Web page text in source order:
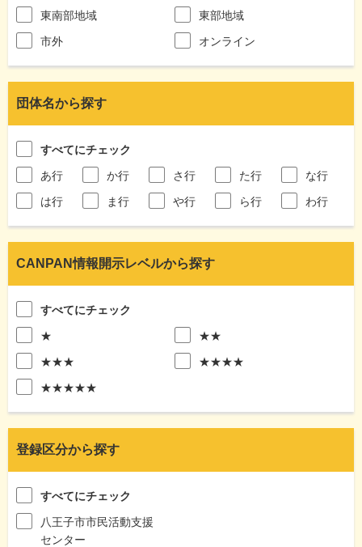
東南部地域
東部地域
市外
オンライン
団体名から探す
すべてにチェック
あ行
か行 さ行 た行
な行
は行
ま行 や行 ら行 わ行
CANPAN情報開示レベルから探す
すべてにチェック
★
★★
★★★
★★★★
★★★★★
登録区分から探す
すべてにチェック
八王子市市民活動支援
センター